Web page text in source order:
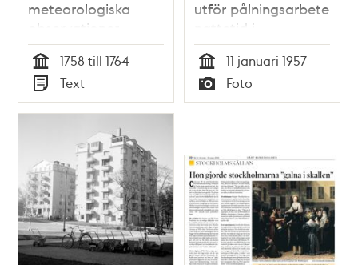
meteorologiska
observationer,
gjorda i Stockholm,
år 1758 och de
följande, til och
med 1764 / Pehr
Tid
1758 till 1764
Typ
Text
utför pålningsarbete
nattetid i
vänthallen. T.h. på
bilden finns en
dricksvattenfontän.
(Fontänen är gjord
och är tre meter
hög)
Tid
11 januari 1957
Typ
Foto